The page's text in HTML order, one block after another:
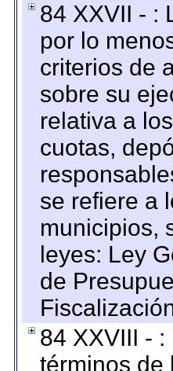
84 XXVII - :
por lo
criterios de
sobre su
relativa a
cuotas,
se refiere a
municipios,
leyes: Ley
de
84 XXVIII -
términos de